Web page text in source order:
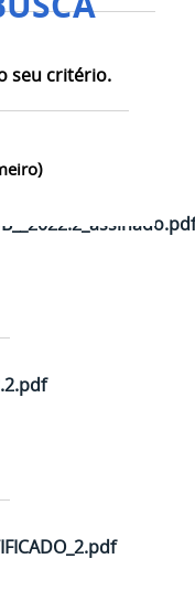
seu critério.